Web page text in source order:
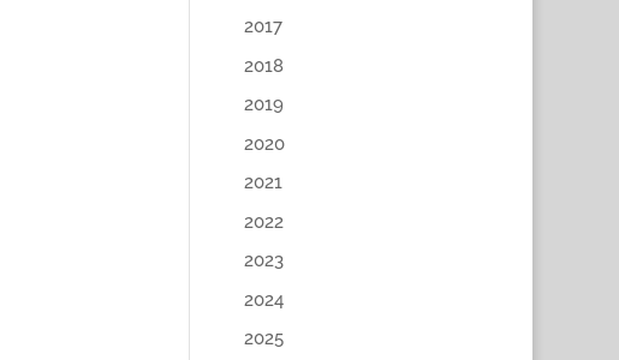
2017
2018
2019
2020
2021
2022
2023
2024
2025